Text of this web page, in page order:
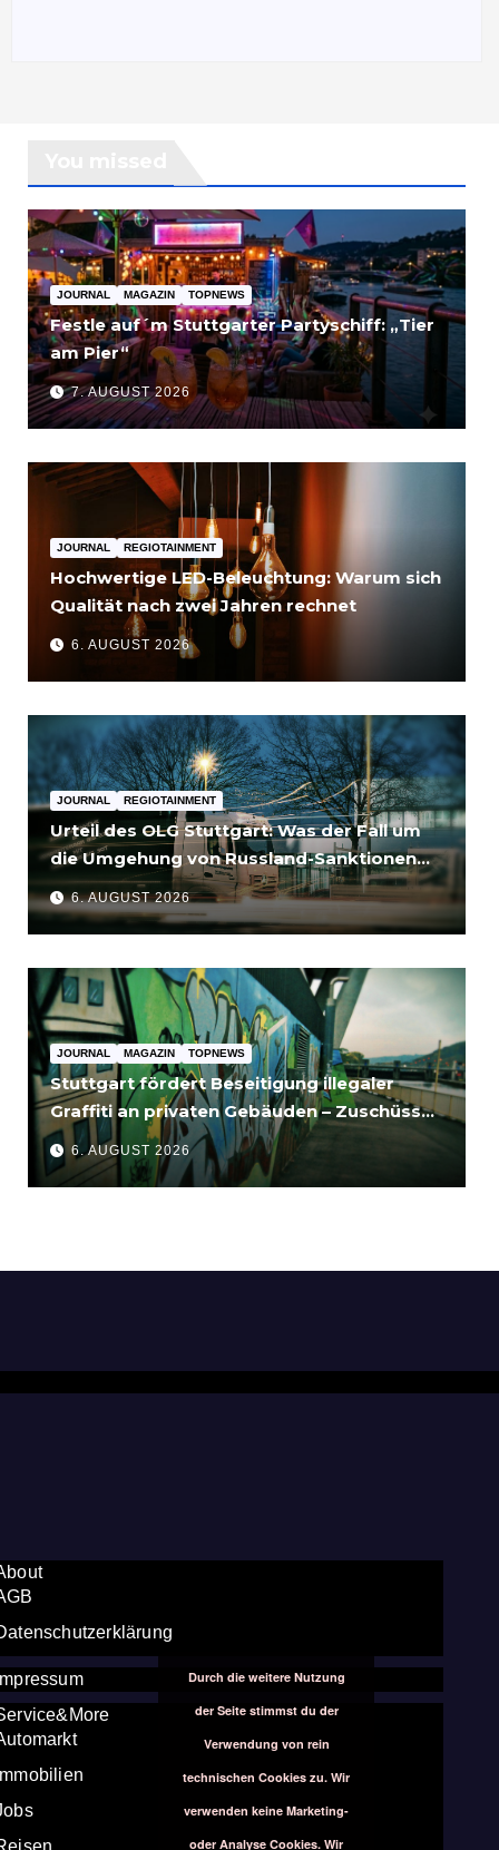
JOURNAL MAGAZIN TOPNEWS
Festle auf´m Stuttgarter Partyschiff: „Tier
am Pier“
7. AUGUST 2026
JOURNAL REGIOTAINMENT
Hochwertige LED-Beleuchtung: Warum sich
Qualität nach zwei Jahren rechnet
6. AUGUST 2026
JOURNAL REGIOTAINMENT
Urteil des OLG Stuttgart: Was der Fall um
die Umgehung von Russland-Sanktionen
für Unternehmen bedeutet
6. AUGUST 2026
JOURNAL MAGAZIN TOPNEWS
Stuttgart fördert Beseitigung illegaler
Graffiti an privaten Gebäuden – Zuschüsse
bis 3.500 Euro
6. AUGUST 2026
Durch die weitere Nutzung
der Seite stimmst du der
Verwendung von rein
technischen Cookies zu. Wir
verwenden keine Marketing-
oder Analyse Cookies. Wir